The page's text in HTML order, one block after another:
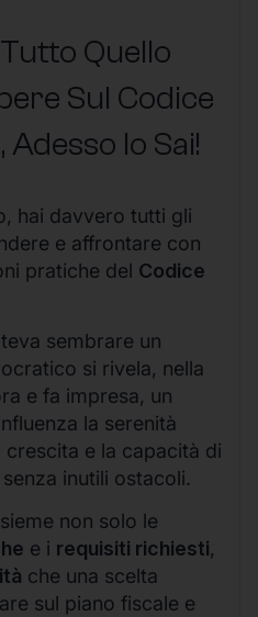
Quello
Sul Codice
, Adesso lo Sai!
hai davvero tutti gli
e affrontare con
pratiche del Codice
sembrare un
si rivela, nella
e fa impresa, un
la serenità
e la capacità di
inutili ostacoli.
non solo le
e i requisiti richiesti,
che una scelta
sul piano fiscale e